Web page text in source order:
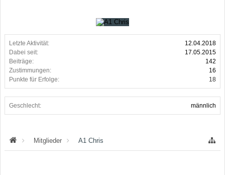
Letzte Aktivität:
12.04.2018
Dabei seit:
17.05.2015
Beiträge:
142
Zustimmungen:
16
Punkte für Erfolge:
18
Geschlecht: männlich
Mitglieder A1 Chris